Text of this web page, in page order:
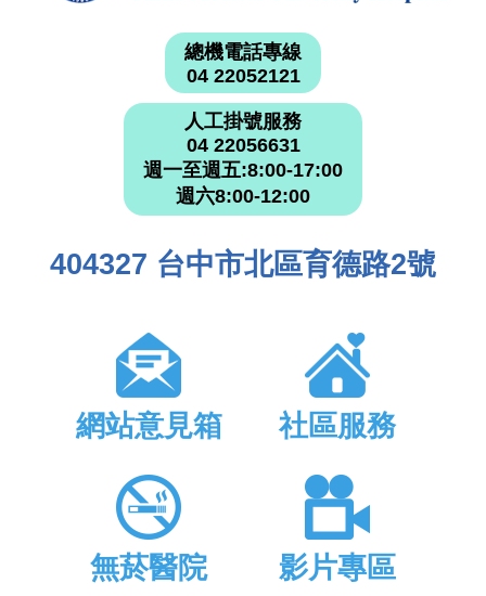
總機電話專線
04 22052121
人工掛號服務
04 22056631
週一至週五:8:00-17:00
週六8:00-12:00
404327 台中市北區育德路2號
網站意見箱 社區服務
無菸醫院 影片專區